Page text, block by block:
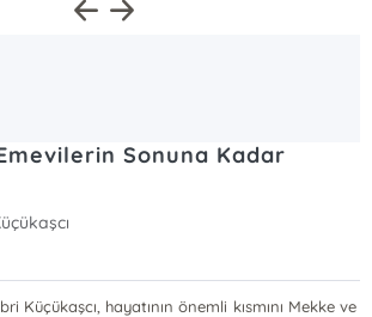
Sonuna Kadar
Küçükaşcı, hayatının önemli kısmını Mekke ve